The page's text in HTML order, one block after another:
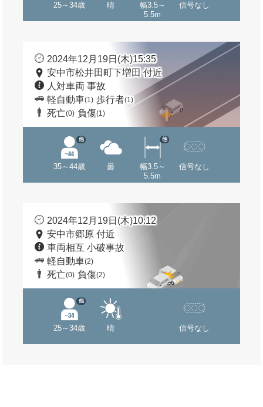
25～34歳 晴
幅3.5～
5.5m
信号なし
2024年12月19日(木)15:35
安中市松井田町下増田 付近
人対車両 事故
軽自動車(1) 歩行者(1)
死亡(0) 負傷(1)
35～44歳
他
曇
幅3.5～
5.5m
他
信号なし
2024年12月19日(木)10:12
安中市郷原 付近
車両相互 小破事故
軽自動車(2)
死亡(0) 負傷(2)
25～34歳
他
晴 信号なし